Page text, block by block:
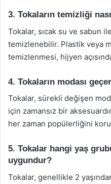
3. Tokaların temizliği
Tokalar, sıcak su ve sabun
temizlenebilir. Plastik veya
temizlenmesi, hijyen
4. Tokaların modası
Tokalar, sürekli değişen
için zamansız bir
her zaman popülerliğini
5. Tokalar hangi yaş
uygundur?
Tokalar, genellikle 2